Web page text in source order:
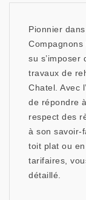
Pionnier
su s’imposer
travaux de
Chatel. Avec
de répondre
respect des
à son savoir-
toit plat ou
tarifaires,
détaillé.